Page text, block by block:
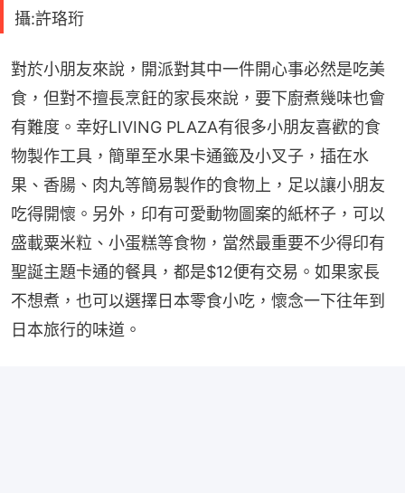
攝:許珞珩
對於小朋友來說，開派對其中一件開心事必然是吃美
食，但對不擅長烹飪的家長來說，要下廚煮幾味也會
有難度。幸好LIVING PLAZA有很多小朋友喜歡的食
物製作工具，簡單至水果卡通籤及小叉子，插在水
果、香腸、肉丸等簡易製作的食物上，足以讓小朋友
吃得開懷。另外，印有可愛動物圖案的紙杯子，可以
盛載粟米粒、小蛋糕等食物，當然最重要不少得印有
聖誕主題卡通的餐具，都是$12便有交易。如果家長
不想煮，也可以選擇日本零食小吃，懷念一下往年到
日本旅行的味道。